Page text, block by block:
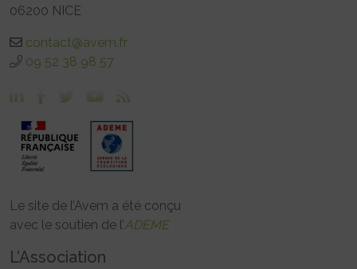
06200 NICE
contact@avem.fr
09 52 38 98 57
Le site de l’Avem a été conçu
avec le soutien de l’ADEME
L’Association